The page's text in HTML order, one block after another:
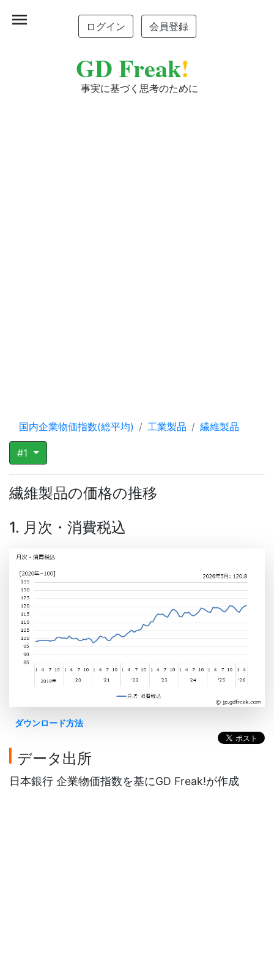
ログイン 会員登録
GD Freak!
事実に基づく思考のために
menu
国内企業物価指数(総平均) 工業製品 繊維製品
#1
繊維製品の価格の推移
1. 月次・消費税込
ダウンロード方法
データ出所
日本銀行 企業物価指数を基にGD Freak!が作成